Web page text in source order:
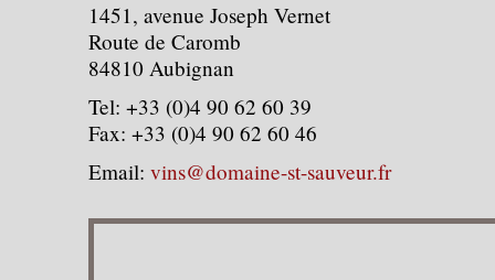
1451, avenue Joseph Vernet
Route de Caromb
84810 Aubignan
Tel: +33 (0)4 90 62 60 39
Fax: +33 (0)4 90 62 60 46
Email: vins@domaine-st-sauveur.fr